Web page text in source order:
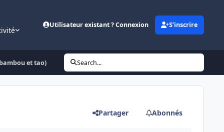
Utilisateur existant ? Connexion S’inscrire
et tao) Search...
Partager Abonnés